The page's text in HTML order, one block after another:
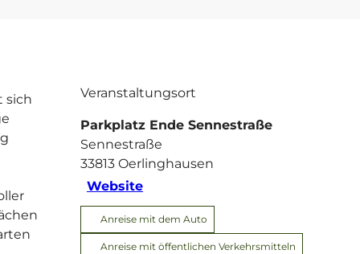
sich
Veranstaltungsort
Parkplatz Ende Sennestraße
Sennestraße
33813 Oerlinghausen
Website
Anreise mit dem Auto
Anreise mit öffentlichen Verkehrsmitteln